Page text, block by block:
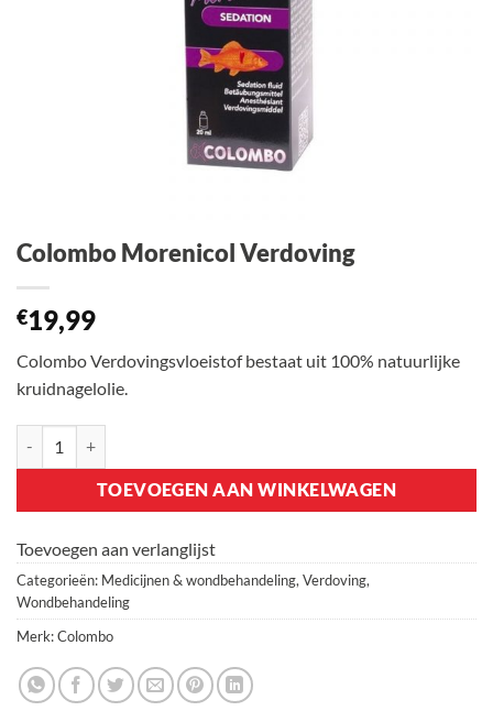
Colombo Morenicol Verdoving
€19,99
Colombo Verdovingsvloeistof bestaat uit 100% natuurlijke
kruidnagelolie.
TOEVOEGEN AAN WINKELWAGEN
Toevoegen aan verlanglijst
Categorieën: Medicijnen & wondbehandeling, Verdoving,
Wondbehandeling
Merk:Colombo